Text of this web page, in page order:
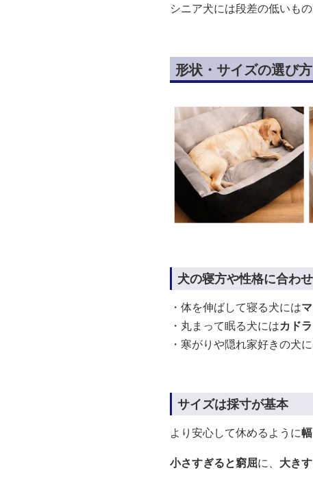
シニア犬には段差の低いも
形状・サイズの選び方
犬の寝方や性格に合わ
・体を伸ばして寝る犬には
・丸まって眠る犬にはカド
・寒がりや隠れ家好きの犬
サイズは採寸が基本
より安心して休めるように
小さすぎると窮屈に、 大き